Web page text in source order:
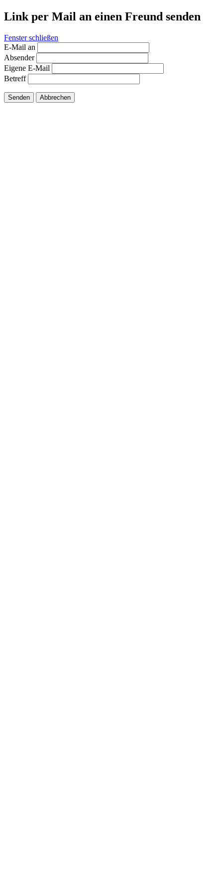
Link per Mail an einen Freund senden
Fenster schließen
E-Mail an
Absender
Eigene E-Mail
Betreff
Senden Abbrechen